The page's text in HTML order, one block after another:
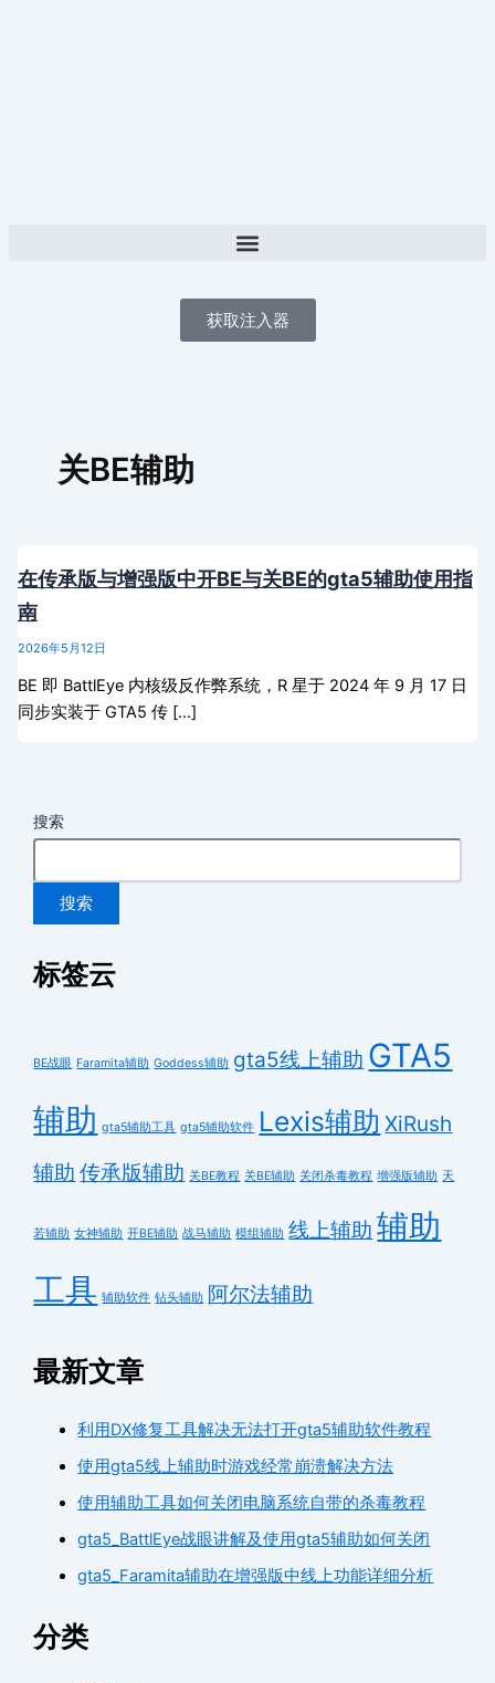
获取注入器
关BE辅助
在传承版与增强版中开BE与关BE的gta5辅助使用指
南
2026年5月12日
BE 即 BattlEye 内核级反作弊系统，R 星于 2024 年 9 月 17 日
同步实装于 GTA5 传 […]
搜索
搜索
标签云
BE战眼 Faramita辅助 Goddess辅助 gta5线上辅助 GTA5
辅助 gta5辅助工具 gta5辅助软件 Lexis辅助 XiRush
辅助 传承版辅助 关BE教程 关BE辅助 关闭杀毒教程 增强版辅助 天
若辅助 女神辅助 开BE辅助 战马辅助 模组辅助 线上辅助 辅助
工具 辅助软件 钻头辅助 阿尔法辅助
最新文章
利用DX修复工具解决无法打开gta5辅助软件教程
使用gta5线上辅助时游戏经常崩溃解决方法
使用辅助工具如何关闭电脑系统自带的杀毒教程
gta5_BattlEye战眼讲解及使用gta5辅助如何关闭
gta5_Faramita辅助在增强版中线上功能详细分析
分类